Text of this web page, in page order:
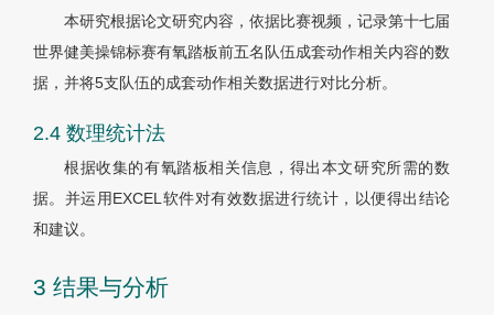
本研究根据论文研究内容，依据比赛视频，记录第十七届
世界健美操锦标赛有氧踏板前五名队伍成套动作相关内容的数
据，并将5支队伍的成套动作相关数据进行对比分析。
2.4 数理统计法
根据收集的有氧踏板相关信息，得出本文研究所需的数
据。并运用EXCEL软件对有效数据进行统计，以便得出结论
和建议。
3 结果与分析